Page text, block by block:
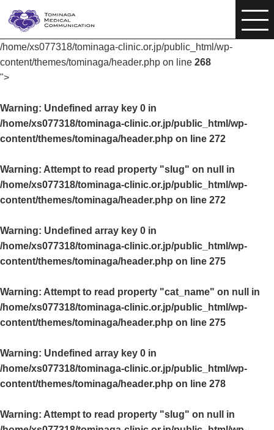
/home/xs077318/tominaga-clinic.or.jp/public_html/wp-
content/themes/tominaga/header.php on line 268
">
Warning: Undefined array key 0 in
/home/xs077318/tominaga-clinic.or.jp/public_html/wp-
content/themes/tominaga/header.php on line 272
Warning: Attempt to read property "slug" on null in
/home/xs077318/tominaga-clinic.or.jp/public_html/wp-
content/themes/tominaga/header.php on line 272
Warning: Undefined array key 0 in
/home/xs077318/tominaga-clinic.or.jp/public_html/wp-
content/themes/tominaga/header.php on line 275
Warning: Attempt to read property "cat_name" on null in
/home/xs077318/tominaga-clinic.or.jp/public_html/wp-
content/themes/tominaga/header.php on line 275
Warning: Undefined array key 0 in
/home/xs077318/tominaga-clinic.or.jp/public_html/wp-
content/themes/tominaga/header.php on line 278
Warning: Attempt to read property "slug" on null in